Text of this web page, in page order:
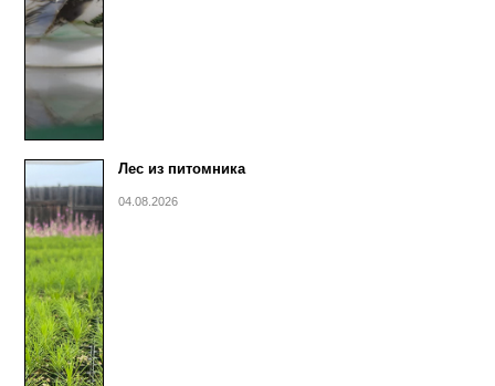
Лес из питомника
04.08.2026